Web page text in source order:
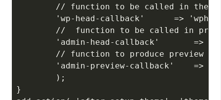
// function to be called in
'wp-head-callback'      =>
//  function to be called in
'admin-head-callback'       =>
// function to produce preview
'admin-preview-callback'    =>
        );
}